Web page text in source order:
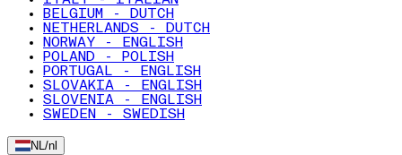
BELGIUM - DUTCH
NETHERLANDS - DUTCH
NORWAY - ENGLISH
POLAND - POLISH
PORTUGAL - ENGLISH
SLOVAKIA - ENGLISH
SLOVENIA - ENGLISH
SWEDEN - SWEDISH
NL/nl